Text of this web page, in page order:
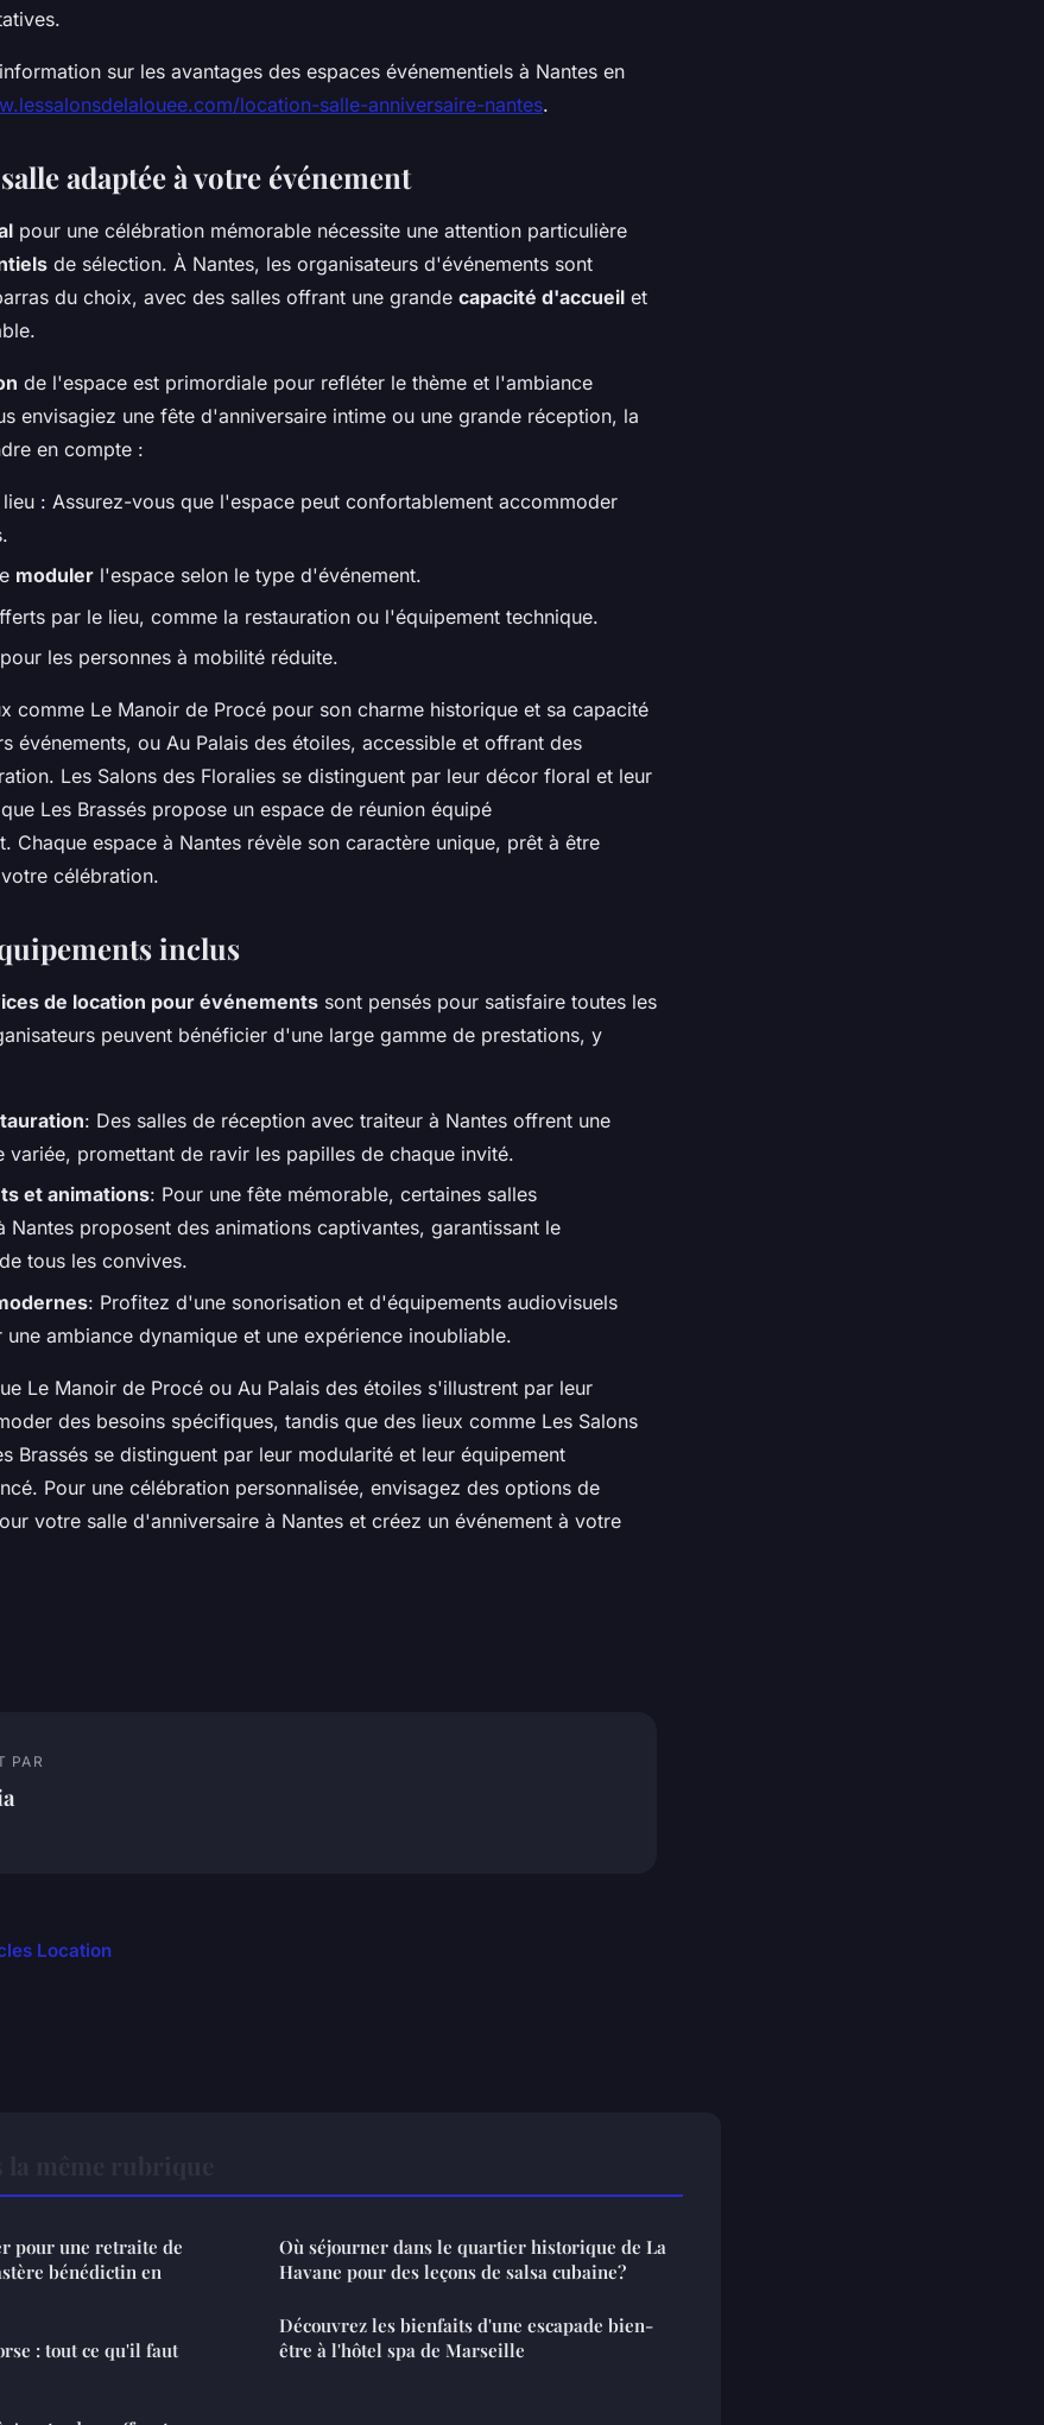
sur les avantages des espaces événementiels à Nantes en
location-salle-anniversaire-nantes.
adaptée à votre événement
pour une célébration mémorable nécessite une attention particulière
de sélection. À Nantes, les organisateurs d'événements sont
du choix, avec des salles offrant une grande capacité d'accueil et
de l'espace est primordiale pour refléter le thème et l'ambiance
envisagiez une fête d'anniversaire intime ou une grande réception, la
en compte :
: Assurez-vous que l'espace peut confortablement accommoder
moduler l'espace selon le type d'événement.
par le lieu, comme la restauration ou l'équipement technique.
pour les personnes à mobilité réduite.
comme Le Manoir de Procé pour son charme historique et sa capacité
événements, ou Au Palais des étoiles, accessible et offrant des
Les Salons des Floralies se distinguent par leur décor floral et leur
Les Brassés propose un espace de réunion équipé
Chaque espace à Nantes révèle son caractère unique, prêt à être
célébration.
inclus
de location pour événements sont pensés pour satisfaire toutes les
peuvent bénéficier d'une large gamme de prestations, y
: Des salles de réception avec traiteur à Nantes offrent une
variée, promettant de ravir les papilles de chaque invité.
et animations: Pour une fête mémorable, certaines salles
Nantes proposent des animations captivantes, garantissant le
tous les convives.
: Profitez d'une sonorisation et d'équipements audiovisuels
ambiance dynamique et une expérience inoubliable.
Le Manoir de Procé ou Au Palais des étoiles s'illustrent par leur
des besoins spécifiques, tandis que des lieux comme Les Salons
Brassés se distinguent par leur modularité et leur équipement
Pour une célébration personnalisée, envisagez des options de
votre salle d'anniversaire à Nantes et créez un événement à votre
PAR
Location
pour une retraite de
bénédictin en
: tout ce qu'il faut
Où séjourner dans le quartier historique de La
Havane pour des leçons de salsa cubaine?
Découvrez les bienfaits d'une escapade bien-
être à l'hôtel spa de Marseille